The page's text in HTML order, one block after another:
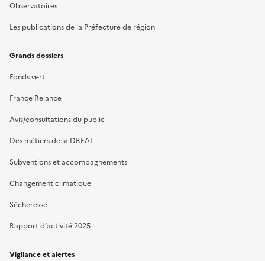
Observatoires
Les publications de la Préfecture de région
Grands dossiers
Fonds vert
France Relance
Avis/consultations du public
Des métiers de la DREAL
Subventions et accompagnements
Changement climatique
Sécheresse
Rapport d’activité 2025
Vigilance et alertes